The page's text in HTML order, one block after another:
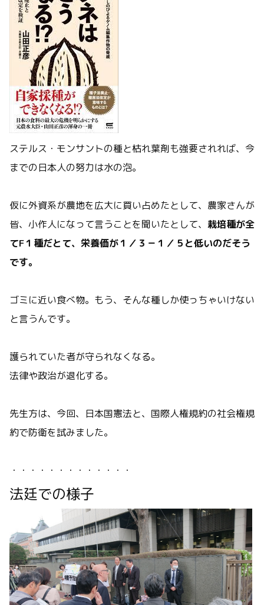
ステルス・モンサントの種と枯れ葉剤も強要されれば、今
までの日本人の努力は水の泡。
仮に外資系が農地を広大に買い占めたとして、農家さんが
皆、小作人になって言うことを聞いたとして、 栽培種が全
てF１種だとて、栄養価が１／３－１／５と低いのだそう
です。
ゴミに近い食べ物。もう、そんな種しか使っちゃいけない
と言うんです。
護られていた者が守られなくなる。
法律や政治が退化する。
先生方は、今回、日本国憲法と、国際人権規約の社会権規
約で防衛を試みました。
・・・・・・・・・・・・・
法廷での様子